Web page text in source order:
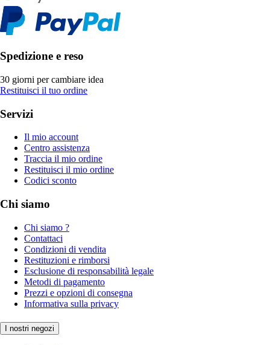
Spedizione e reso
30 giorni per cambiare idea
Restituisci il tuo ordine
Servizi
Il mio account
Centro assistenza
Traccia il mio ordine
Restituisci il mio ordine
Codici sconto
Chi siamo
Chi siamo ?
Contattaci
Condizioni di vendita
Restituzioni e rimborsi
Esclusione di responsabilità legale
Metodi di pagamento
Prezzi e opzioni di consegna
Informativa sulla privacy
I nostri negozi